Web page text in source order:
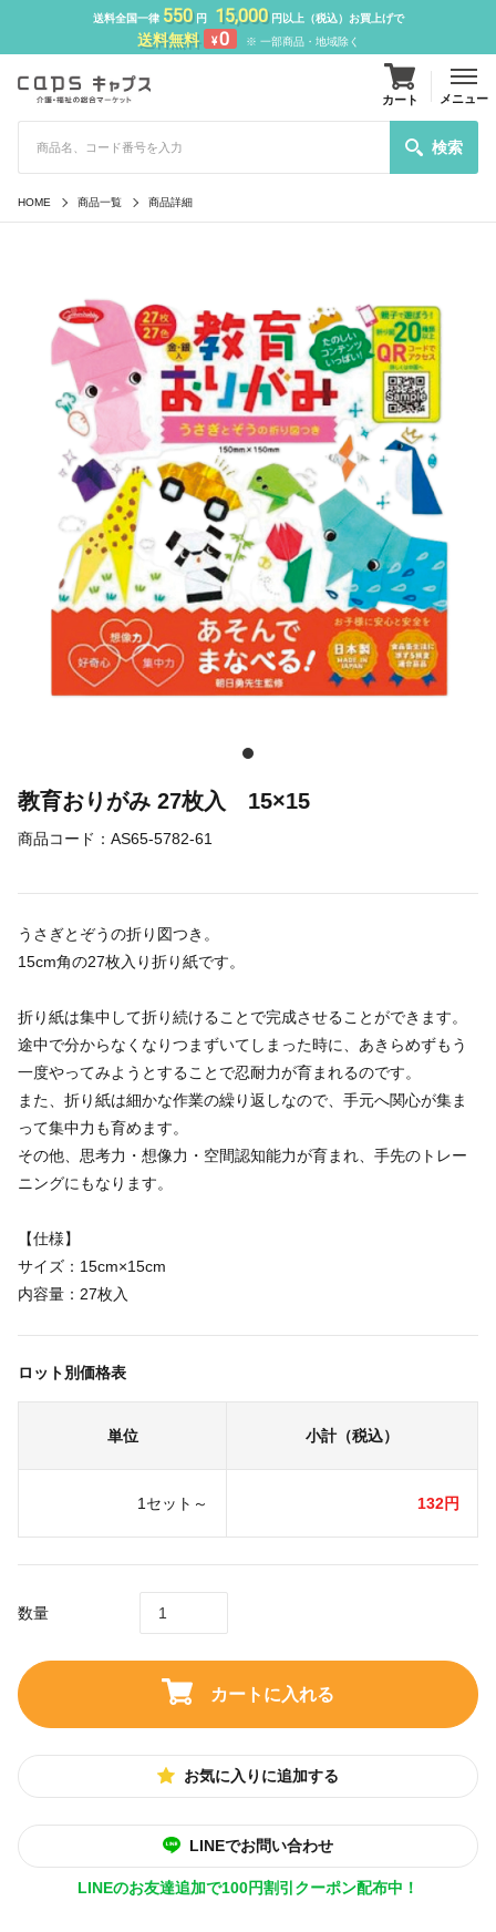
送料全国一律 550円 15,000円以上（税込）お買上げで
送料無料 ¥0 ※ 一部商品・地域除く
検索
カート メニュー
HOME 商品一覧 商品詳細
教育おりがみ 27枚入 15×15
商品コード： AS65-5782-61
うさぎとぞうの折り図つき。
15cm角の27枚入り折り紙です。
折り紙は集中して折り続けることで完成させることができます。
途中で分からなくなりつまずいてしまった時に、あきらめずもう
一度やってみようとすることで忍耐力が育まれるのです。
また、折り紙は細かな作業の繰り返しなので、手元へ関心が集ま
って集中力も育めます。
その他、思考力・想像力・空間認知能力が育まれ、手先のトレー
ニングにもなります。
【仕様】
サイズ：15cm×15cm
内容量：27枚入
ロット別価格表
単位 小計（税込）
1セット～ 132円
数量
カートに入れる
お気に入りに追加する
LINEでお問い合わせ
LINEのお友達追加で100円割引クーポン配布中！